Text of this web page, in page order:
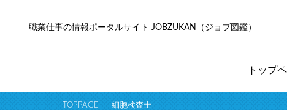
職業仕事の情報ポータルサイト JOBZUKAN（ジョブ図鑑）
トップ
TOPPAGE 細胞検査士